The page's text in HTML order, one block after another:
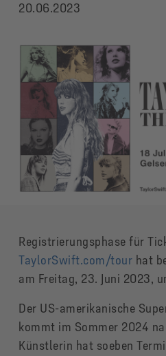
20.06.2023
Registrierungsphase für
TaylorSwift.com/tour hat
am Freitag, 23. Juni 2023,
Der US-amerikanische
kommt im Sommer 2024
Künstlerin hat soeben